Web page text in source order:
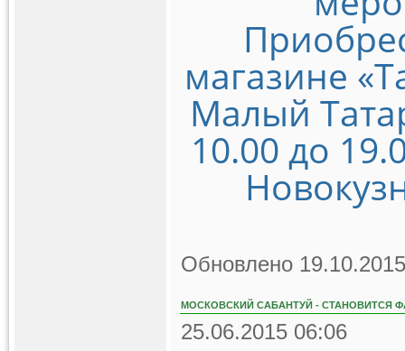
магазине
Малый
10.00 до
Обновлено
МОСКОВСКИЙ САБАНТУЙ - СТАНОВИТСЯ
25.06.2015 06:06